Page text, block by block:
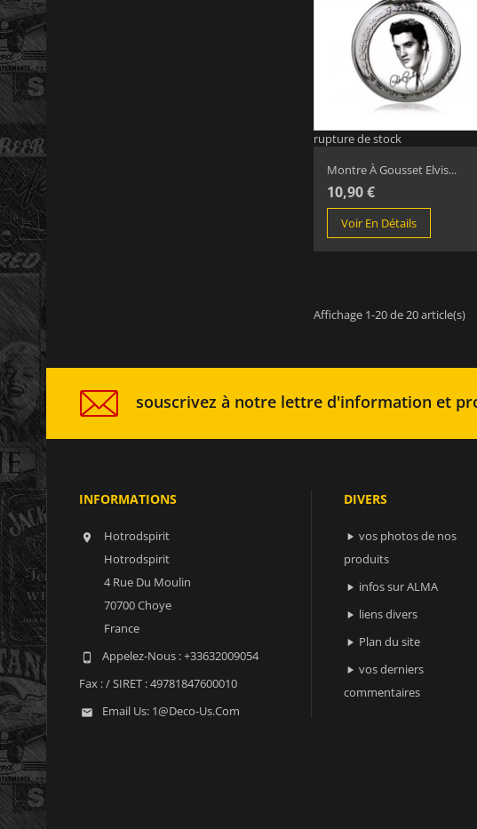
rupture de stock
Montre À Gousset Elvis...
10,90 €
Voir En Détails
Affichage 1-20 de 20 article(s)
souscrivez à notre lettre d'information et
INFORMATIONS

Hotrodspirit
Hotrodspirit
4 Rue Du Moulin
70700 Choye
France
 Appelez-Nous :+33632009054
Fax :/ SIRET : 49781847600010
 Email Us: 1@deco-Us.com
DIVERS
 vos photos de nos
produits
 infos sur ALMA
 liens divers
 Plan du site
 vos derniers
commentaires